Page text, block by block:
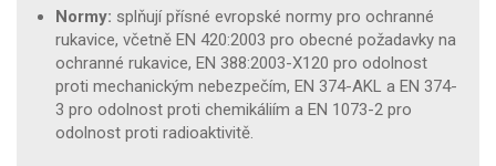
Normy: splňují přísné evropské normy pro ochranné
rukavice, včetně EN 420:2003 pro obecné požadavky na
ochranné rukavice, EN 388:2003-X120 pro odolnost
proti mechanickým nebezpečím, EN 374-AKL a EN 374-
3 pro odolnost proti chemikáliím a EN 1073-2 pro
odolnost proti radioaktivitě.